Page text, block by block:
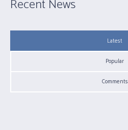
Recent News
Latest
Popular
Comments